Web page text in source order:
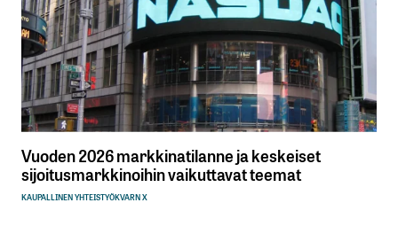
Vuoden 2026 markkinatilanne ja keskeiset
sijoitusmarkkinoihin vaikuttavat teemat
KAUPALLINEN YHTEISTYÖKVARN X